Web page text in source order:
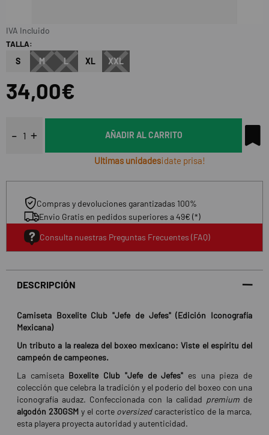
TALLA:
S M L XL XXL
34,00€
IVA Incluido
AÑADIR AL CARRITO
Ultimas unidades¡date prisa!
Compras y devoluciones garantizadas 100%
Envio Gratis en pedidos superiores a 49€ (*)
Consulta nuestras Preguntas Frecuentes (FAQ)
DESCRIPCIÓN
Camiseta Boxelite Club "Jefe de Jefes" (Edición Iconografía
Mexicana)
Un tributo a la realeza del boxeo mexicano: Viste el espíritu del
campeón de campeones.
La camiseta Boxelite Club "Jefe de Jefes" es una pieza de
colección que celebra la tradición y el poderío del boxeo con una
iconografía audaz. Confeccionada con la calidad premiumde
algodón 230GSMy el corte oversizedcaracterístico de la marca,
esta playera proyecta autoridad y autenticidad.